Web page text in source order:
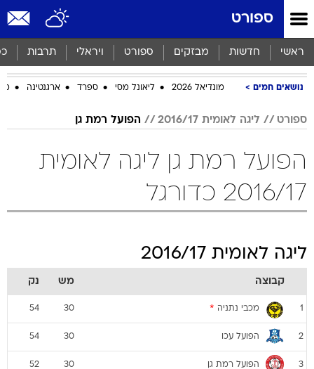
ספורט
ראשי חדשות מבזקים ספורט ויראלי תרבות
נושאים חמים מונדיאל 2026 ליאונל מסי ספרד ארגנטינה
ספורט ליגה לאומית 2016/17 הפועל רמת גן
הפועל רמת גן ליגה לאומית
2016/17 כדורגל
ליגה לאומית 2016/17
קבוצה מש נק
1 מכבי נתניה *
30
54
2 הפועל עכו 30
54
3 הפועל רמת גן 30
52